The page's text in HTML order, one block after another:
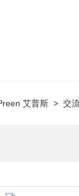
艾普斯 >交